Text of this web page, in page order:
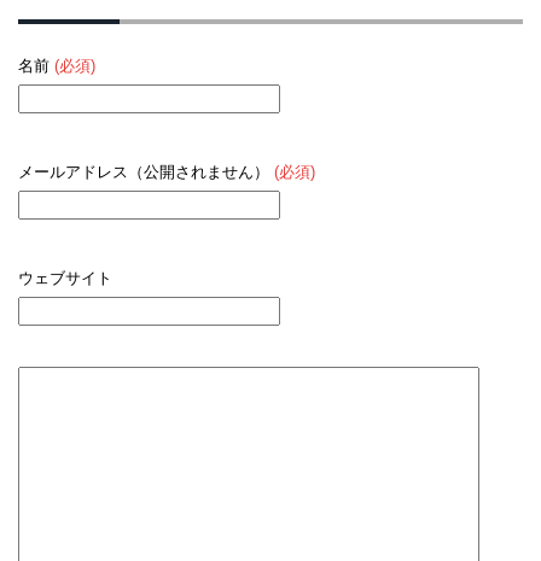
名前 (必須)
メールアドレス（公開されません） (必須)
ウェブサイト